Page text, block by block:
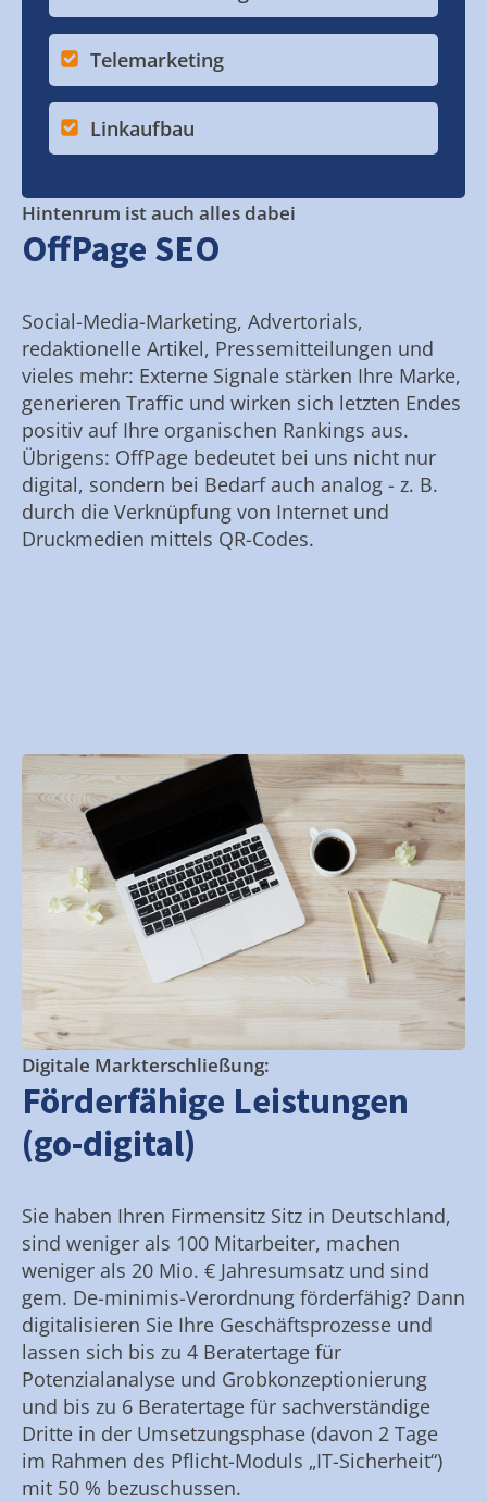
Telemarketing
Linkaufbau
Hintenrum ist auch alles dabei
OffPage SEO
Social-Media-Marketing, Advertorials,
redaktionelle Artikel, Pressemitteilungen und
vieles mehr: Externe Signale stärken Ihre Marke,
generieren Traffic und wirken sich letzten Endes
positiv auf Ihre organischen Rankings aus.
Übrigens: OffPage bedeutet bei uns nicht nur
digital, sondern bei Bedarf auch analog - z. B.
durch die Verknüpfung von Internet und
Druckmedien mittels QR-Codes.
Digitale Markterschließung:
Förderfähige Leistungen
(go-digital)
Sie haben Ihren Firmensitz Sitz in Deutschland,
sind weniger als 100 Mitarbeiter, machen
weniger als 20 Mio. € Jahresumsatz und sind
gem. De-minimis-Verordnung förderfähig? Dann
digitalisieren Sie Ihre Geschäftsprozesse und
lassen sich bis zu 4 Beratertage für
Potenzialanalyse und Grobkonzeptionierung
und bis zu 6 Beratertage für sachverständige
Dritte in der Umsetzungsphase (davon 2 Tage
im Rahmen des Pflicht-Moduls „IT-Sicherheit“)
mit 50 % bezuschussen.